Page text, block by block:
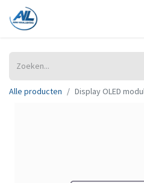
Alle producten Display OLED